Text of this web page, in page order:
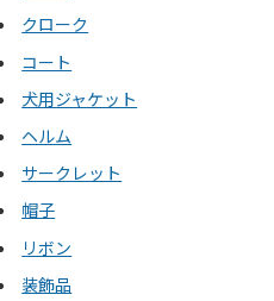
クローク
コート
犬用ジャケット
ヘルム
サークレット
帽子
リボン
装飾品